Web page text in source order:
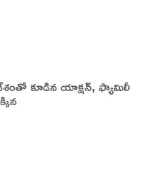
కూడిన యాక్షన్, ఫ్యామిలీ